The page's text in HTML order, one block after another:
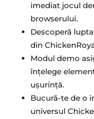
imediat jocul
browserului.
Descoperă
din
Modul demo
înțelege
ușurință.
Bucură-te de o
universul